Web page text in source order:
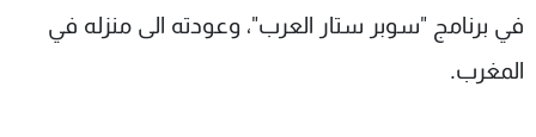
في برنامج "سوبر ستار العرب"، وعودته الى منزله في
المغرب.
سياسة الخصوصية